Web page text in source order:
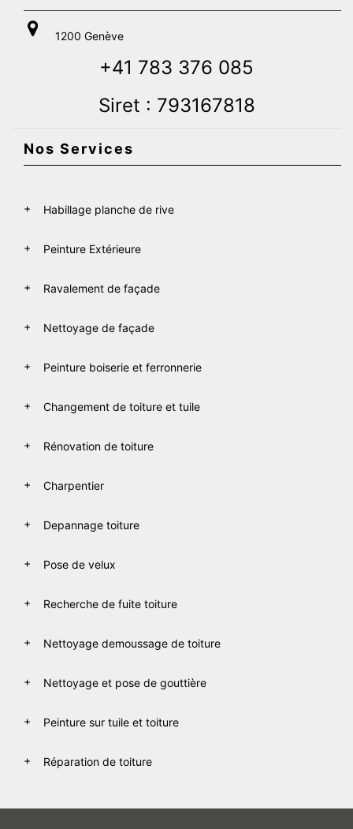
1200 Genève
+41 783 376 085
Siret : 793167818
Nos Services
Habillage planche de rive
Peinture Extérieure
Ravalement de façade
Nettoyage de façade
Peinture boiserie et ferronnerie
Changement de toiture et tuile
Rénovation de toiture
Charpentier
Depannage toiture
Pose de velux
Recherche de fuite toiture
Nettoyage demoussage de toiture
Nettoyage et pose de gouttière
Peinture sur tuile et toiture
Réparation de toiture